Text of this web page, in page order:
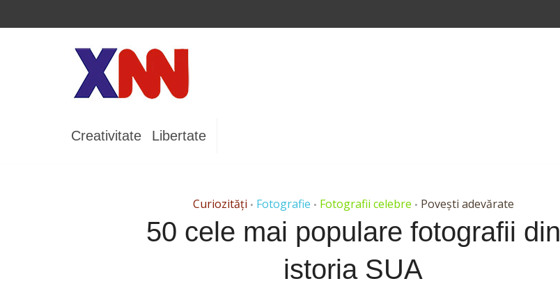
Creativitate Libertate
Curiozități • Fotografie • Fotografii celebre • Povești adevărate
50 cele mai populare fotografii din
istoria SUA